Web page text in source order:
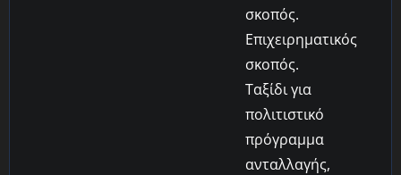
σκοπός.
Επιχειρηματικός
σκοπός.
Ταξίδι για
πολιτιστικό
πρόγραμμα
ανταλλαγής,